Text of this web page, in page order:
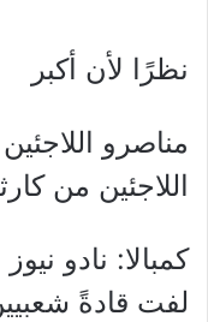
نظرًا لأن أكبر
مناصرو
اللاجئين من
كمبالا: نادو نيوز
لفت قادةً